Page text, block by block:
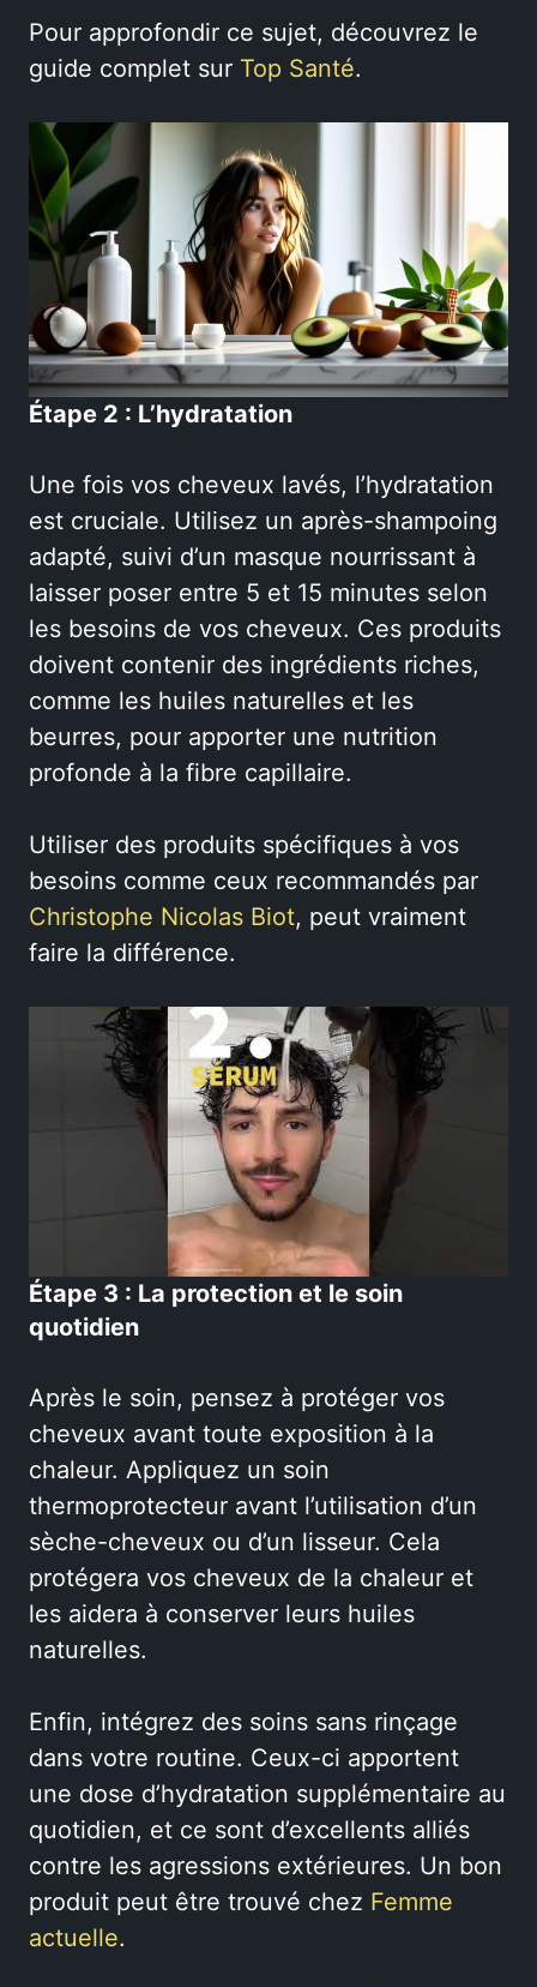
Pour approfondir ce sujet, découvrez le
guide complet sur Top Santé.
Étape 2 : L’hydratation
Une fois vos cheveux lavés, l’hydratation
est cruciale. Utilisez un après-shampoing
adapté, suivi d’un masque nourrissant à
laisser poser entre 5 et 15 minutes selon
les besoins de vos cheveux. Ces produits
doivent contenir des ingrédients riches,
comme les huiles naturelles et les
beurres, pour apporter une nutrition
profonde à la fibre capillaire.
Utiliser des produits spécifiques à vos
besoins comme ceux recommandés par
Christophe Nicolas Biot, peut vraiment
faire la différence.
Étape 3 : La protection et le soin
quotidien
Après le soin, pensez à protéger vos
cheveux avant toute exposition à la
chaleur. Appliquez un soin
thermoprotecteur avant l’utilisation d’un
sèche-cheveux ou d’un lisseur. Cela
protégera vos cheveux de la chaleur et
les aidera à conserver leurs huiles
naturelles.
Enfin, intégrez des soins sans rinçage
dans votre routine. Ceux-ci apportent
une dose d’hydratation supplémentaire au
quotidien, et ce sont d’excellents alliés
contre les agressions extérieures. Un bon
produit peut être trouvé chez Femme
actuelle.